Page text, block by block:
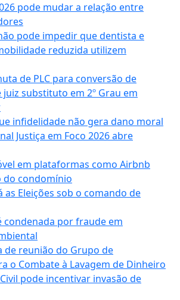
pode mudar a relação entre
pode impedir que dentista e
reduzida utilizem
de PLC para conversão de
substituto em 2º Grau em
infidelidade não gera dano moral
Justiça em Foco 2026 abre
em plataformas como Airbnb
do condomínio
as Eleições sob o comando de
condenada por fraude em
de reunião do Grupo de
o Combate à Lavagem de Dinheiro
pode incentivar invasão de